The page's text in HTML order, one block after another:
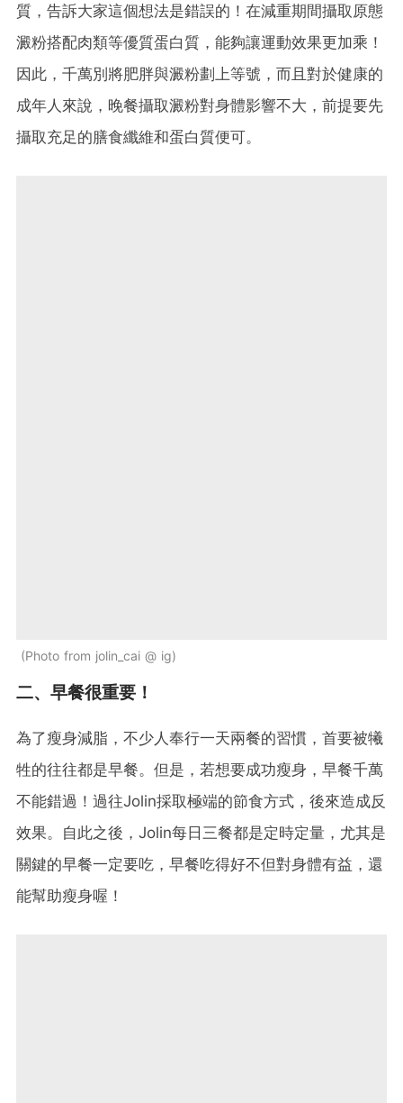
質，告訴大家這個想法是錯誤的！在減重期間攝取原態
澱粉搭配肉類等優質蛋白質，能夠讓運動效果更加乘！
因此，千萬別將肥胖與澱粉劃上等號，而且對於健康的
成年人來說，晚餐攝取澱粉對身體影響不大，前提要先
攝取充足的膳食纖維和蛋白質便可。
Photo from jolin_cai @ ig
二、早餐很重要！
為了瘦身減脂，不少人奉行一天兩餐的習慣，首要被犧
牲的往往都是早餐。但是，若想要成功瘦身，早餐千萬
不能錯過！過往Jolin採取極端的節食方式，後來造成反
效果。自此之後，Jolin每日三餐都是定時定量，尤其是
關鍵的早餐一定要吃，早餐吃得好不但對身體有益，還
能幫助瘦身喔！